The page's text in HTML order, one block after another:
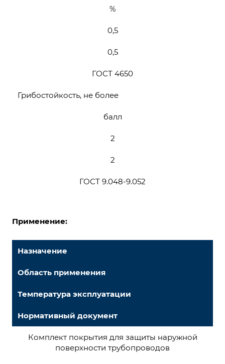
%
0,5
0,5
ГОСТ 4650
Грибостойкость, не более
балл
2
2
ГОСТ 9.048-9.052
Применение:
Назначение
Область применения
Температура эксплуатации
Нормативный документ
Комплект покрытия для защиты наружной
поверхности трубопроводов